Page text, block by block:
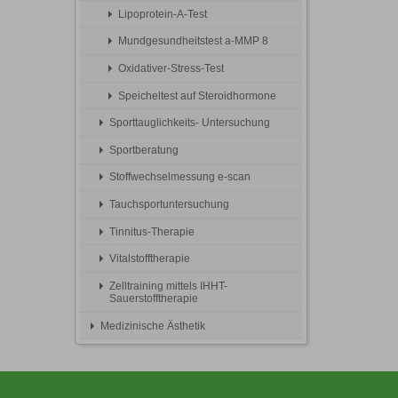
Lipoprotein-A-Test
Mundgesundheitstest a-MMP 8
Oxidativer-Stress-Test
Speicheltest auf Steroidhormone
Sporttauglichkeits- Untersuchung
Sportberatung
Stoffwechselmessung e-scan
Tauchsportuntersuchung
Tinnitus-Therapie
Vitalstofftherapie
Zelltraining mittels IHHT-
Sauerstofftherapie
Medizinische Ästhetik